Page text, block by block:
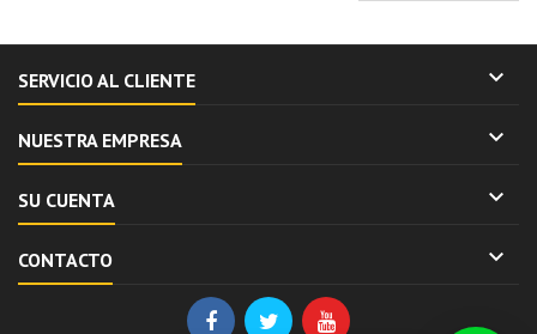
SERVICIO AL CLIENTE 
NUESTRA EMPRESA 
SU CUENTA 
CONTACTO 